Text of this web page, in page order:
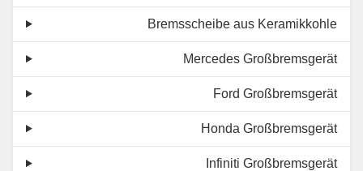
Bremsscheibe aus Keramikkohle
Mercedes Großbremsgerät
Ford Großbremsgerät
Honda Großbremsgerät
Infiniti Großbremsgerät